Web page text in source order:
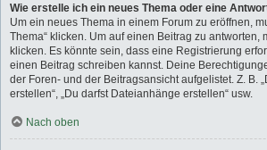
Wie erstelle ich ein neues Thema oder eine
Um ein neues Thema in einem Forum zu eröffnen,
Thema“ klicken. Um auf einen Beitrag zu antworten,
klicken. Es könnte sein, dass eine Registrierung
einen Beitrag schreiben kannst. Deine
der Foren- und der Beitragsansicht aufgelistet. Z. B.
erstellen“, „Du darfst Dateianhänge erstellen“ usw.
Nach oben